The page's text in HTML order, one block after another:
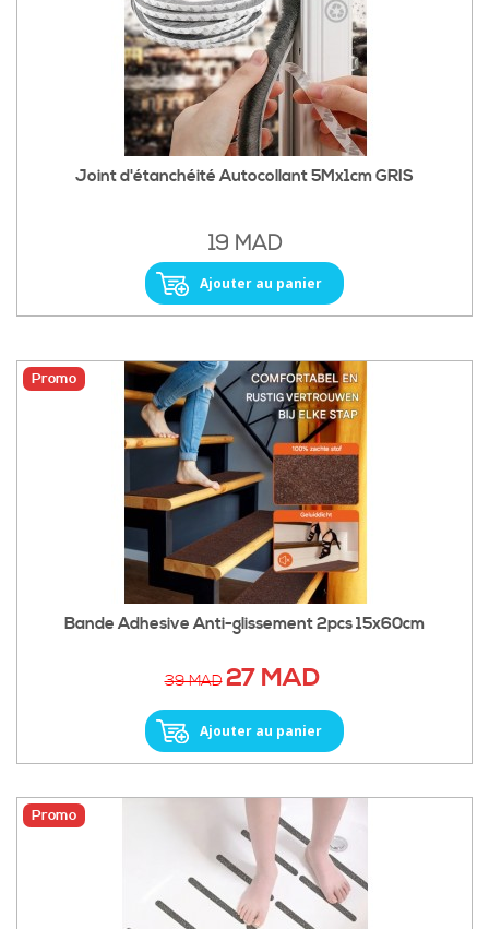
Joint d'étanchéité Autocollant 5Mx1cm GRIS
19 MAD
Ajouter au panier
Bande Adhesive Anti-glissement 2pcs 15x60cm
Promo
39 MAD27 MAD
Ajouter au panier
Promo